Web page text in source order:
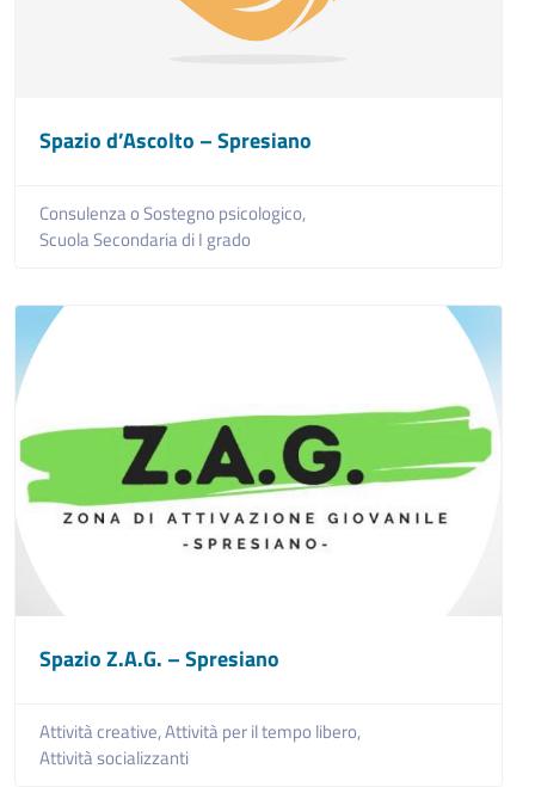
Spazio d’Ascolto – Spresiano
Consulenza o Sostegno psicologico,
Scuola Secondaria di I grado
Spazio Z.A.G. – Spresiano
Attività creative,Attività per il tempo libero,
Attività socializzanti